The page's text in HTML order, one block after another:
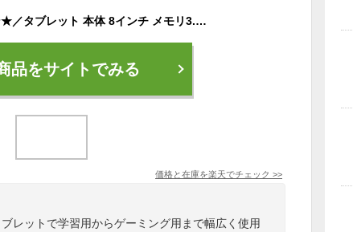
＼100円OFFクーポン★／タブレット 本体 8インチ メモリ3.5GB 32GB wi-fi タブレット端末 人気 おすすめ android youtube 子供用 勉強用 クリスマスプレゼント S8【タブレットPC wi-fiモデル ゲーム アプリ アンドロイド 小学生 初心者】
品をサイトでみる
価格と在庫を楽天でチェック >>
レットで学習用からゲーミング用まで幅広く使用